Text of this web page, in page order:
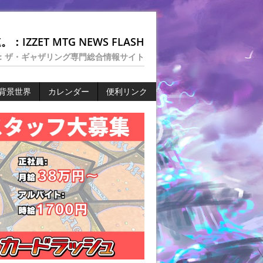
：IZZET MTG NEWS FLASH
ザ・ギャザリング専門総合情報サイト
景世界 カレンダー 便利リンク